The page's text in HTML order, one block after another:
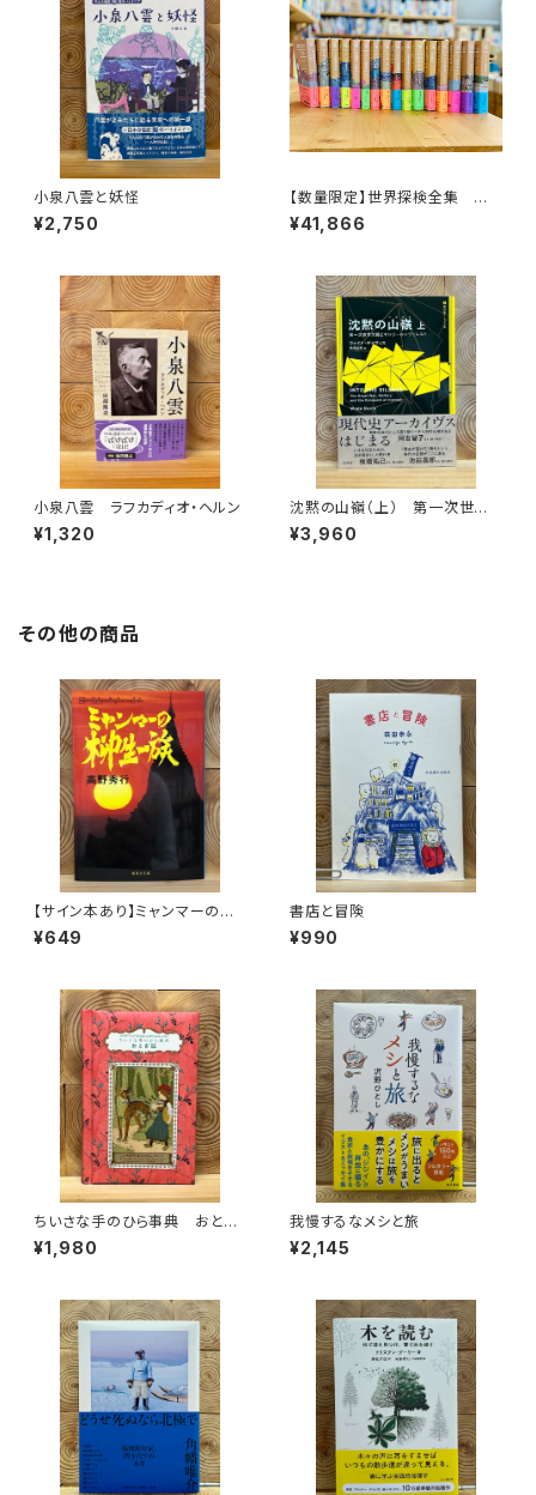
小泉八雲と妖怪
¥2,750
【数量限定】世界探検全集 全1
6巻＋全巻購入特典「第17巻（非
売品）」【当店限定】
¥41,866
小泉八雲 ラフカディオ・ヘルン
¥1,320
沈黙の山嶺（上） 第一次世界
大戦とマロリーのエヴェレスト
¥3,960
その他の商品
【サイン本あり】ミャンマーの柳
生一族
¥649
書店と冒険
¥990
ちいさな手のひら事典 おとぎ
話
¥1,980
我慢するなメシと旅
¥2,145